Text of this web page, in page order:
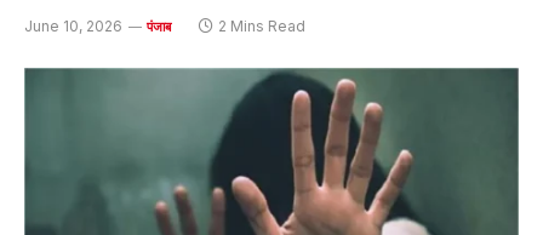
June 10, 2026 पंजाब 2 Mins Read